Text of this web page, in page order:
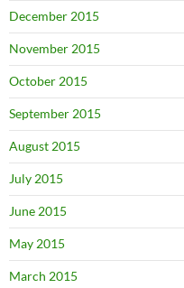
December 2015
November 2015
October 2015
September 2015
August 2015
July 2015
June 2015
May 2015
March 2015